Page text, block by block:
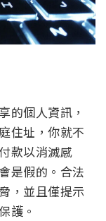
的個人資訊，
住址，你就不
款以消滅感
是假的。合法
，並且僅提示
護。